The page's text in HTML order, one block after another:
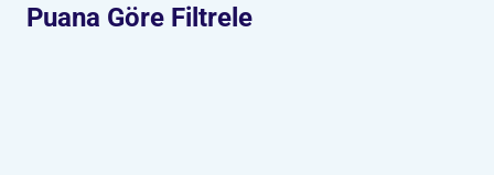
Puana Göre Filtrele